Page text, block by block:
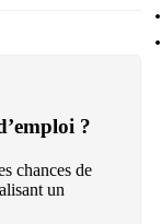
?
chances de
un